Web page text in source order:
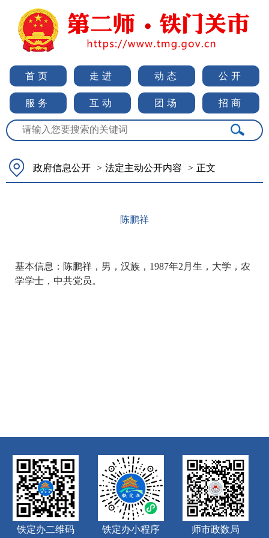
首页 走进 动态 公开
服务 互动 团场 招商
政府信息公开 > 法定主动公开内容 > 正文
陈鹏祥
基本信息：陈鹏祥，男，汉族，1987年2月生，大学，农
学学士，中共党员。
铁定办二维码 铁定办小程序 师市政数局